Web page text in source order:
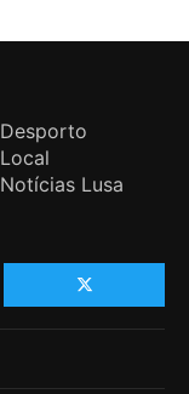
Desporto
Local
Notícias Lusa